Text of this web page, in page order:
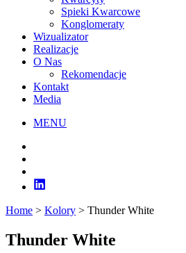
Spieki Kwarcowe
Konglomeraty
Wizualizator
Realizacje
O Nas
Rekomendacje
Kontakt
Media
MENU
Home > Kolory > Thunder White
Thunder White